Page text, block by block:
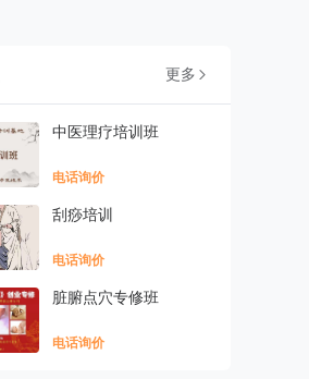
更多 
中医理疗培训班
电话询价
刮痧培训
电话询价
脏腑点穴专修班
电话询价